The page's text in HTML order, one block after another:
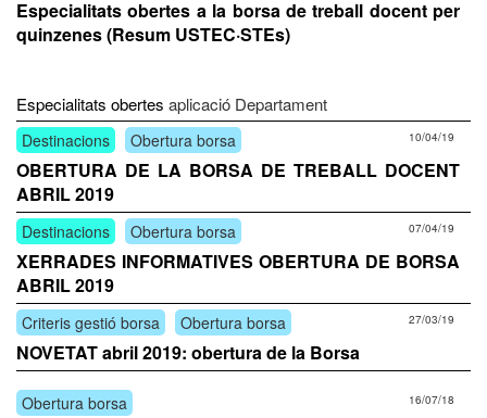
Especialitats obertes a la borsa de treball docent per
quinzenes (Resum USTEC·STEs)
Especialitats obertes aplicació Departament
Destinacions Obertura borsa 10/04/19
OBERTURA DE LA BORSA DE TREBALL DOCENT
ABRIL 2019
Destinacions Obertura borsa 07/04/19
XERRADES INFORMATIVES OBERTURA DE BORSA
ABRIL 2019
Criteris gestió borsa Obertura borsa 27/03/19
NOVETAT abril 2019: obertura de la Borsa
Obertura borsa 16/07/18